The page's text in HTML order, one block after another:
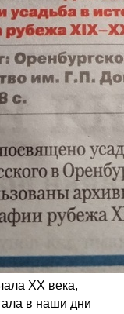
ХХ века,
в наши дни